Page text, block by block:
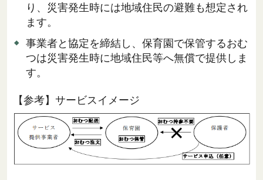
り、災害発生時には地域住民の避難も想定され
ます。
事業者と協定を締結し、保育園で保管するおむ
つは災害発生時に地域住民等へ無償で提供しま
す。
【参考】サービスイメージ